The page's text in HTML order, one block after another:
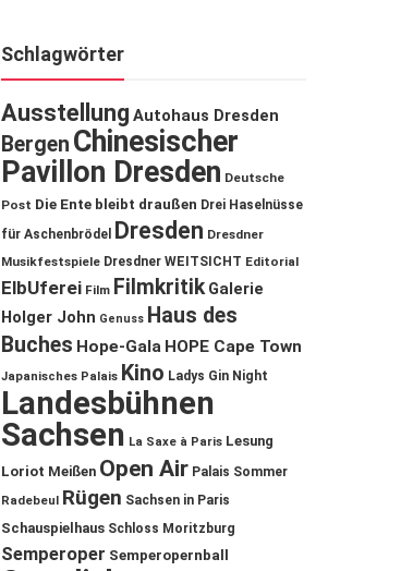
Schlagwörter
Ausstellung Autohaus Dresden
Bergen Chinesischer
Pavillon Dresden Deutsche
Post Die Ente bleibt draußen Drei Haselnüsse
für Aschenbrödel
Dresden Dresdner
Musikfestspiele Dresdner WEITSICHT Editorial
ElbUferei Film Filmkritik Galerie
Holger John Genuss Haus des
Buches Hope-Gala HOPE Cape Town
Japanisches Palais Kino Ladys Gin Night
Landesbühnen
Sachsen La Saxe à Paris Lesung
Loriot Meißen Open Air Palais Sommer
Radebeul Rügen Sachsen in Paris
Schauspielhaus Schloss Moritzburg
Semperoper Semperopernball